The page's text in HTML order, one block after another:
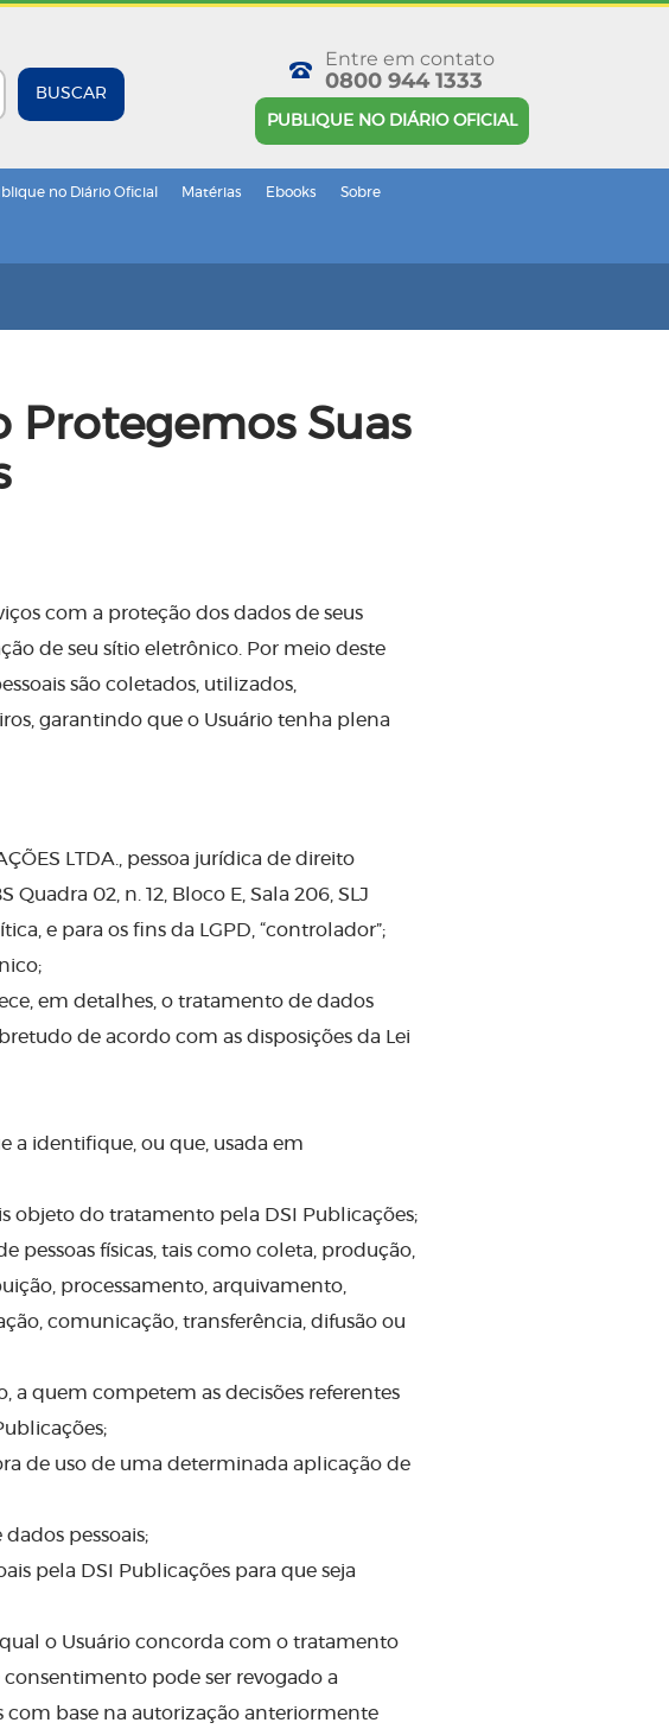
BUSCAR
Entre em contato
0800 944 1333
PUBLIQUE NO DIÁRIO OFICIAL
no Diário Oficial Matérias Ebooks Sobre
Protegemos Suas
com a proteção dos dados de seus
de seu sítio eletrônico. Por meio deste
são coletados, utilizados,
garantindo que o Usuário tenha plena
LTDA., pessoa jurídica de direito
02, n. 12, Bloco E, Sala 206, SLJ
e para os fins da LGPD, “controlador”;
em detalhes, o tratamento de dados
de acordo com as disposições da Lei
a identifique, ou que, usada em
objeto do tratamento pela DSI Publicações;
pessoas físicas, tais como coleta, produção,
processamento, arquivamento,
comunicação, transferência, difusão ou
a quem competem as decisões referentes
de uso de uma determinada aplicação de
pessoais;
pela DSI Publicações para que seja
qual o Usuário concorda com o tratamento
pode ser revogado a
base na autorização anteriormente